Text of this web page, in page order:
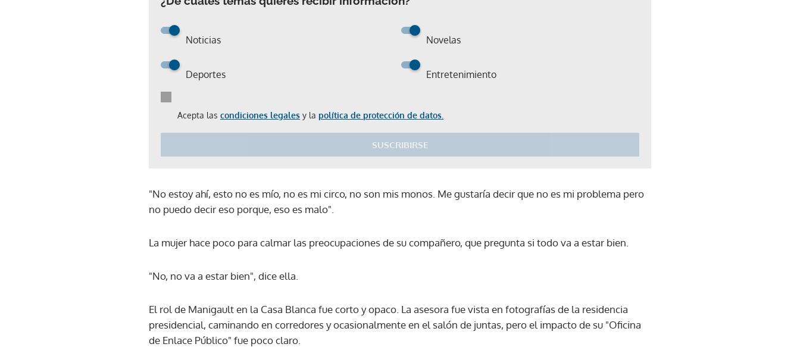
Noticias Novelas
Deportes Entretenimiento
Acepta las condiciones legales y la política de protección de datos.
SUSCRIBIRSE
"No estoy ahí, esto no es mío, no es mi circo, no son mis monos. Me gustaría decir que no es mi problema pero
no puedo decir eso porque, eso es malo".
La mujer hace poco para calmar las preocupaciones de su compañero, que pregunta si todo va a estar bien.
"No, no va a estar bien", dice ella.
El rol de Manigault en la Casa Blanca fue corto y opaco. La asesora fue vista en fotografías de la residencia
presidencial, caminando en corredores y ocasionalmente en el salón de juntas, pero el impacto de su "Oficina
de Enlace Público" fue poco claro.